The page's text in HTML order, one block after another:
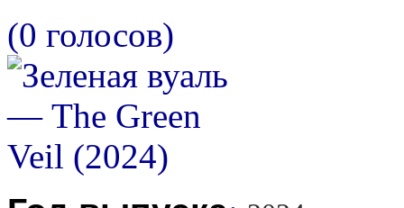
(0 голосов)